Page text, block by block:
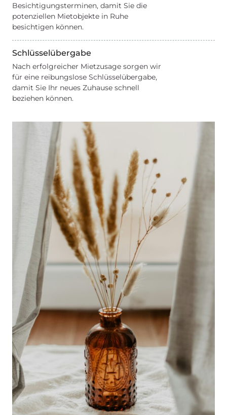
Besichtigungsterminen, damit Sie die
potenziellen Mietobjekte in Ruhe
besichtigen können.
Schlüsselübergabe
Nach erfolgreicher Mietzusage sorgen wir
für eine reibungslose Schlüsselübergabe,
damit Sie Ihr neues Zuhause schnell
beziehen können.